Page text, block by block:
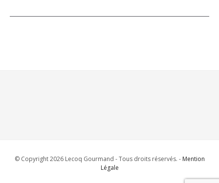
© Copyright 2026 Lecoq Gourmand - Tous droits réservés. - Mention
Légale